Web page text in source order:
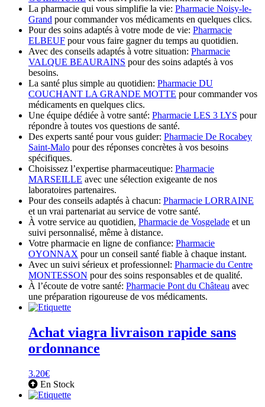
La pharmacie qui vous simplifie la vie: Pharmacie Noisy-le-
Grand pour commander vos médicaments en quelques clics.
Pour des soins adaptés à votre mode de vie: Pharmacie
ELBEUF pour vous faire gagner du temps au quotidien.
Avec des conseils adaptés à votre situation: Pharmacie
VALQUE BEAURAINS pour des soins adaptés à vos
besoins.
La santé plus simple au quotidien: Pharmacie DU
COUCHANT LA GRANDE MOTTE pour commander vos
médicaments en quelques clics.
Une équipe dédiée à votre santé: Pharmacie LES 3 LYS pour
répondre à toutes vos questions de santé.
Des experts santé pour vous guider: Pharmacie De Rocabey
Saint-Malo pour des réponses concrètes à vos besoins
spécifiques.
Choisissez l’expertise pharmaceutique: Pharmacie
MARSEILLE avec une sélection exigeante de nos
laboratoires partenaires.
Pour des conseils adaptés à chacun: Pharmacie LORRAINE
et un vrai partenariat au service de votre santé.
À votre service au quotidien, Pharmacie de Vosgelade et un
suivi personnalisé, même à distance.
Votre pharmacie en ligne de confiance: Pharmacie
OYONNAX pour un conseil santé fiable à chaque instant.
Avec un suivi sérieux et professionnel: Pharmacie du Centre
MONTESSON pour des soins responsables et de qualité.
À l’écoute de votre santé: Pharmacie Pont du Château avec
une préparation rigoureuse de vos médicaments.
Achat viagra livraison rapide sans
ordonnance
3.20€
En Stock